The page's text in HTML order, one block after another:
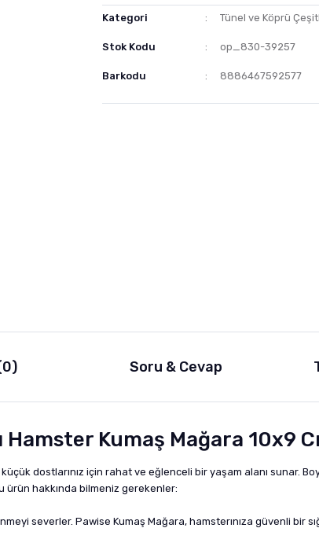
Kategori Tünel ve Köprü
Stok Kodu op_830-39257
Barkodu 8886467592577
Soru & Cevap
Hamster Kumaş Mağara 10x9
küçük dostlarınız için rahat ve eğlenceli bir yaşam alanı sunar.
ürün hakkında bilmeniz gerekenler:
severler. Pawise Kumaş Mağara, hamsterınıza güvenli bir